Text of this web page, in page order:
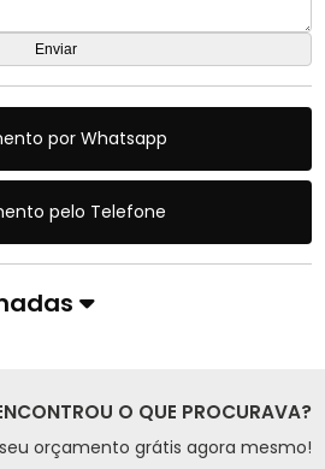
por Whatsapp
pelo Telefone
O QUE PROCURAVA?
orçamento grátis agora mesmo!